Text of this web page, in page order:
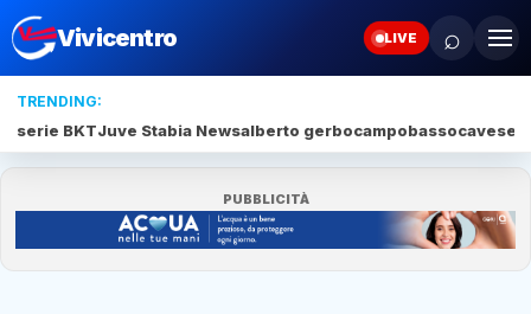
Vivicentro LIVE ⌕
TRENDING:
serie BKTJuve Stabia Newsalberto gerbocampobassocavese
PUBBLICITÀ